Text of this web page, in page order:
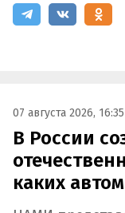
07 августа 2026, 16:35
В России
каких